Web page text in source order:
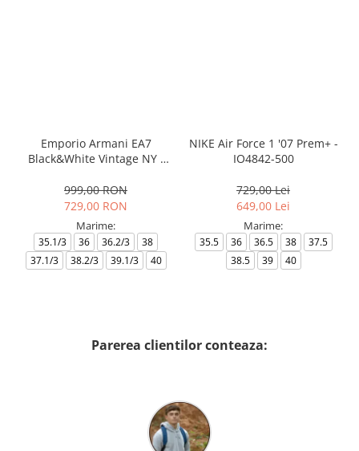
Emporio Armani EA7
Black&White Vintage NY -
999,00 RON
729,00 RON
Marime:
35.1/3 36 36.2/3
38
37.1/3
38.2/3 39.1/3 40
NIKE Air Force 1 '07 Prem+ -
IO4842-500
729,00 Lei
649,00 Lei
Marime:
35.5 36 36.5 38
37.5
38.5
39 40
Parerea clientilor conteaza: